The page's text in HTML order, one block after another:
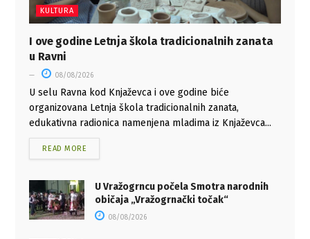
KULTURA
I ove godine Letnja škola tradicionalnih zanata
u Ravni
08/08/2026
U selu Ravna kod Knjaževca i ove godine biće
organizovana Letnja škola tradicionalnih zanata,
edukativna radionica namenjena mladima iz Knjaževca...
READ MORE
U Vražogrncu počela Smotra narodnih
običaja „Vražogrnački točak“
08/08/2026